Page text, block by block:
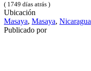
( 1749 días atrás )
Ubicación
Masaya, Masaya, Nicaragua
Publicado por